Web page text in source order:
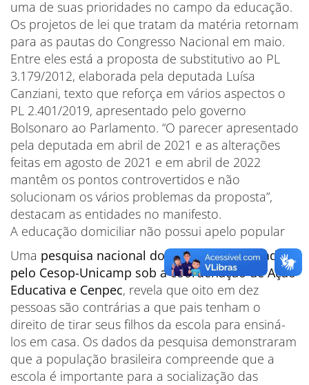
uma de suas prioridades no campo da educação.
Os projetos de lei que tratam da matéria retornam
para as pautas do Congresso Nacional em maio.
Entre eles está a proposta de substitutivo ao PL
3.179/2012, elaborada pela deputada Luísa
Canziani, texto que reforça em vários aspectos o
PL 2.401/2019, apresentado pelo governo
Bolsonaro ao Parlamento. “O parecer apresentado
pela deputada em abril de 2021 e as alterações
feitas em agosto de 2021 e em abril de 2022
mantêm os pontos controvertidos e não
solucionam os vários problemas da proposta”,
destacam as entidades no manifesto.
A educação domiciliar não possui apelo popular
Uma pesquisa nacional do Datafolha, realizada
pelo Cesop-Unicamp sob a coordenação de Ação
Educativa e Cenpec, revela que oito em dez
pessoas são contrárias a que pais tenham o
direito de tirar seus filhos da escola para ensiná-
los em casa. Os dados da pesquisa demonstraram
que a população brasileira compreende que a
escola é importante para a socialização das